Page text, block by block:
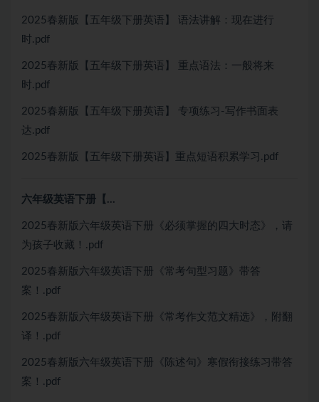
2025春新版【五年级下册英语】 语法讲解：现在进行
时.pdf
2025春新版【五年级下册英语】 重点语法：一般将来
时.pdf
2025春新版【五年级下册英语】 专项练习-写作书面表
达.pdf
2025春新版【五年级下册英语】重点短语积累学习.pdf
六年级英语下册【…
2025春新版六年级英语下册《必须掌握的四大时态》，请
为孩子收藏！.pdf
2025春新版六年级英语下册《常考句型习题》带答
案！.pdf
2025春新版六年级英语下册《常考作文范文精选》，附翻
译！.pdf
2025春新版六年级英语下册《陈述句》寒假衔接练习带答
案！.pdf